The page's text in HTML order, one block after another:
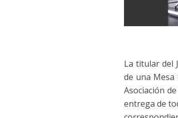
La titular del
de una
Asociación
entrega de